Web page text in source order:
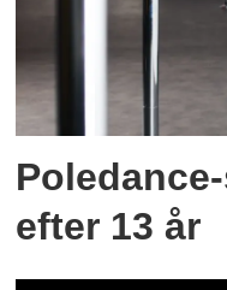
efter 13 år